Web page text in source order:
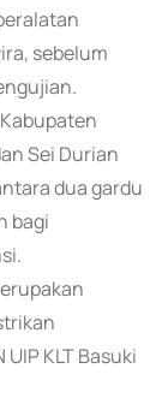
sebelum
Sei Durian
dua gardu
bagi
KLT Basuki